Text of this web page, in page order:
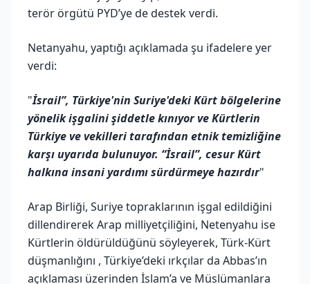
terör örgütü PYD’ye de destek verdi.
Netanyahu, yaptığı açıklamada şu ifadelere yer
verdi:
"İsrail”, Türkiye'nin Suriye'deki Kürt bölgelerine
yönelik işgalini şiddetle kınıyor ve Kürtlerin
Türkiye ve vekilleri tarafından etnik temizliğine
karşı uyarıda bulunuyor. “İsrail”, cesur Kürt
halkına insani yardımı sürdürmeye hazırdır"
Arap Birliği, Suriye topraklarının işgal edildiğini
dillendirerek Arap milliyetçiliğini, Netenyahu ise
Kürtlerin öldürüldüğünü söyleyerek, Türk-Kürt
düşmanlığını , Türkiye’deki ırkçılar da Abbas’ın
açıklaması üzerinden İslam’a ve Müslümanlara